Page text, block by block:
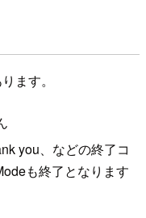
ます。
you、などの終了コ
も終了となります